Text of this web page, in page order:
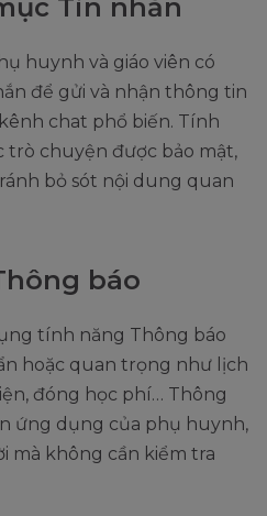
Tin nhắn
huynh và giáo viên có
để gửi và nhận thông tin
chat phổ biến. Tính
trò chuyện được bảo mật,
bỏ sót nội dung quan
báo
tính năng Thông báo
hoặc quan trọng như lịch
đóng học phí… Thông
ứng dụng của phụ huynh,
mà không cần kiểm tra